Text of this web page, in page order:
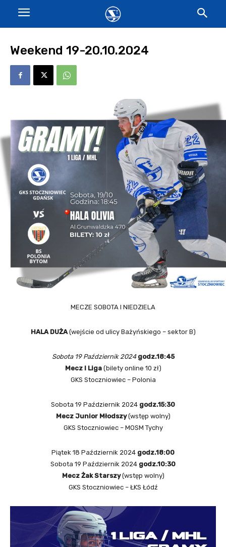
Weekend 19-20.10.2024
MECZE SOBOTA I NIEDZIELA
HALA DUŻA(wejście od ulicy Bażyńskiego – sektor B)
Sobota 19 Październik 2024 godz.18:45
Mecz I Liga (bilety online 10 zł)
GKS Stoczniowiec – Polonia
Sobota 19 Październik 2024 godz.15:30
Mecz Junior Młodszy(wstęp wolny)
GKS Stoczniowiec – MOSM Tychy
Piątek 18 Październik 2024 godz.18:00
Sobota 19 Październik 2024 godz.10:30
Mecz Żak Starszy(wstęp wolny)
GKS Stoczniowiec – ŁKS Łódź